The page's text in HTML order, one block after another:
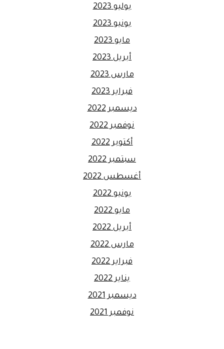
يوليو 2023
يونيو 2023
مايو 2023
أبريل 2023
مارس 2023
فبراير 2023
ديسمبر 2022
نوفمبر 2022
أكتوبر 2022
سبتمبر 2022
أغسطس 2022
يونيو 2022
مايو 2022
أبريل 2022
مارس 2022
فبراير 2022
يناير 2022
ديسمبر 2021
نوفمبر 2021